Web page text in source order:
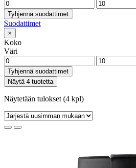
Tyhjennä suodattimet
Suodattimet
×
Koko
Väri
Tyhjennä suodattimet
Näytä 4 tuotetta
Näytetään tulokset (4 kpl)